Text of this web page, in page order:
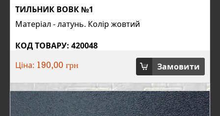
ТИЛЬНИК ВОВК №1
Матеріал - латунь. Колір жовтий
КОД ТОВАРУ: 420048
Ціна: 190,00 грн Замовити